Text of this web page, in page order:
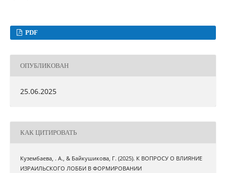
PDF
ОПУБЛИКОВАН
25.06.2025
КАК ЦИТИРОВАТЬ
Кузембаева, . А., & Байкушикова, Г. (2025). К ВОПРОСУ О ВЛИЯНИЕ
ИЗРАИЛЬСКОГО ЛОББИ В ФОРМИРОВАНИИ